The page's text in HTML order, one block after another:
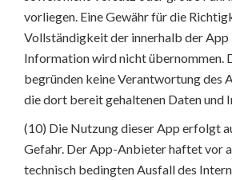
vorliegen. Eine Gewähr für die
Vollständigkeit der innerhalb der
Information wird nicht übernommen.
begründen keine Verantwortung des
die dort bereit gehaltenen Daten und
(10) Die Nutzung dieser App erfolgt
Gefahr. Der App-Anbieter haftet vor
technisch bedingten Ausfall des